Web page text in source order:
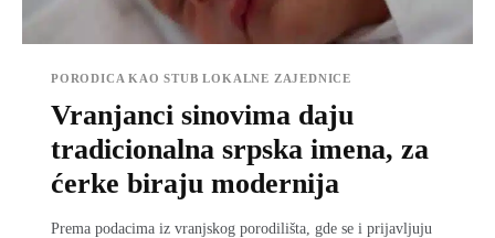
PORODICA KAO STUB LOKALNE ZAJEDNICE
Vranjanci sinovima daju
tradicionalna srpska imena, za
ćerke biraju modernija
Prema podacima iz vranjskog porodilišta, gde se i prijavlјuju